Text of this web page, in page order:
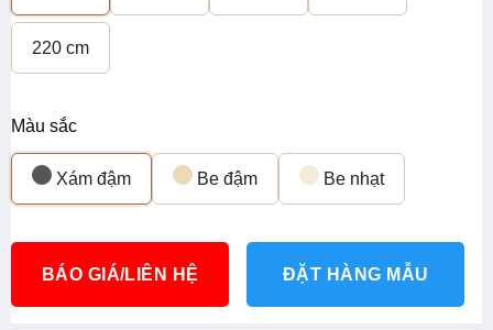
220 cm
Màu sắc
Xám đậm Be đậm Be nhạt
BÁO GIÁ/LIÊN HỆ ĐẶT HÀNG MẪU